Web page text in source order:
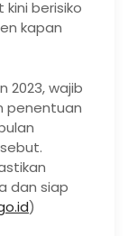
berisiko
kapan
2023, wajib
penentuan
dan siap
)